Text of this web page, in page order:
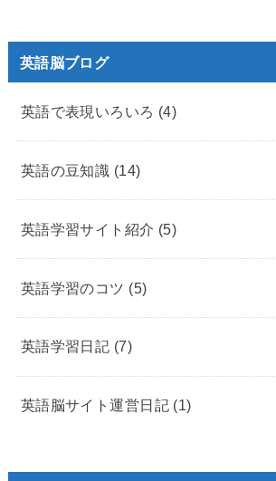
英語脳ブログ
英語で表現いろいろ (4)
英語の豆知識 (14)
英語学習サイト紹介 (5)
英語学習のコツ (5)
英語学習日記 (7)
英語脳サイト運営日記 (1)